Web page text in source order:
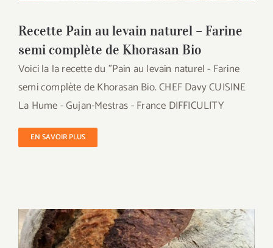
Recette Pain au levain naturel – Farine
semi complète de Khorasan Bio
Voici la la recette du "Pain au levain naturel - Farine
semi complète de Khorasan Bio. CHEF Davy CUISINE
La Hume - Gujan-Mestras - France DIFFICULITY
EN SAVOIR PLUS